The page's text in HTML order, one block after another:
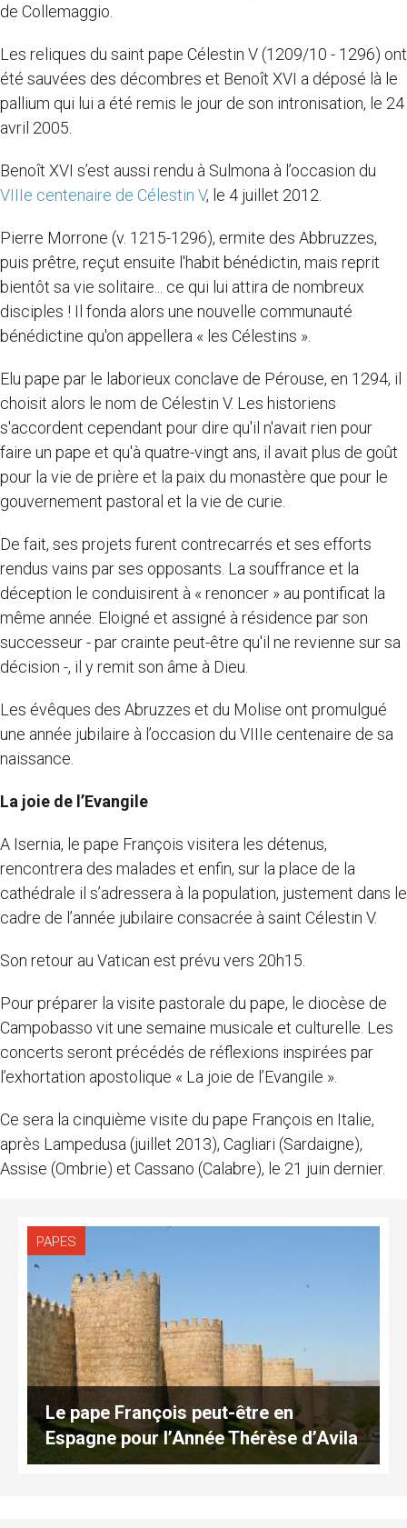
de Collemaggio.
Les reliques du saint pape Célestin V (1209/10 - 1296) ont
été sauvées des décombres et Benoît XVI a déposé là le
pallium qui lui a été remis le jour de son intronisation, le 24
avril 2005.
Benoît XVI s’est aussi rendu à Sulmona à l’occasion du
VIIIe centenaire de Célestin V, le 4 juillet 2012.
Pierre Morrone (v. 1215-1296), ermite des Abbruzzes,
puis prêtre, reçut ensuite l'habit bénédictin, mais reprit
bientôt sa vie solitaire... ce qui lui attira de nombreux
disciples ! Il fonda alors une nouvelle communauté
bénédictine qu'on appellera « les Célestins ».
Elu pape par le laborieux conclave de Pérouse, en 1294, il
choisit alors le nom de Célestin V. Les historiens
s'accordent cependant pour dire qu'il n'avait rien pour
faire un pape et qu'à quatre-vingt ans, il avait plus de goût
pour la vie de prière et la paix du monastère que pour le
gouvernement pastoral et la vie de curie.
De fait, ses projets furent contrecarrés et ses efforts
rendus vains par ses opposants. La souffrance et la
déception le conduisirent à « renoncer » au pontificat la
même année. Eloigné et assigné à résidence par son
successeur - par crainte peut-être qu'il ne revienne sur sa
décision -, il y remit son âme à Dieu.
Les évêques des Abruzzes et du Molise ont promulgué
une année jubilaire à l’occasion du VIIIe centenaire de sa
naissance.
La joie de l’Evangile
A Isernia, le pape François visitera les détenus,
rencontrera des malades et enfin, sur la place de la
cathédrale il s’adressera à la population, justement dans le
cadre de l’année jubilaire consacrée à saint Célestin V.
Son retour au Vatican est prévu vers 20h15.
Pour préparer la visite pastorale du pape, le diocèse de
Campobasso vit une semaine musicale et culturelle. Les
concerts seront précédés de réflexions inspirées par
l’exhortation apostolique « La joie de l’Evangile ».
Ce sera la cinquième visite du pape François en Italie,
après Lampedusa (juillet 2013), Cagliari (Sardaigne),
Assise (Ombrie) et Cassano (Calabre), le 21 juin dernier.
PAPES
Le pape François peut-être en
Espagne pour l’Année Thérèse d’Avila